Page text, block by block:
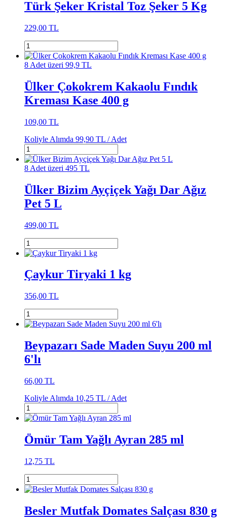
Türk Şeker Kristal Toz Şeker 5 Kg
229,00 TL
8 Adet üzeri 99,9 TL
Ülker Çokokrem Kakaolu Fındık
Kreması Kase 400 g
109,00 TL
Koliyle Alımda 99,90 TL /Adet
8 Adet üzeri 495 TL
Ülker Bizim Ayçiçek Yağı Dar Ağız
Pet 5 L
499,00 TL
Çaykur Tiryaki 1 kg
356,00 TL
Beypazarı Sade Maden Suyu 200 ml
6'lı
66,00 TL
Koliyle Alımda 10,25 TL /Adet
Ömür Tam Yağlı Ayran 285 ml
12,75 TL
Besler Mutfak Domates Salçası 830 g